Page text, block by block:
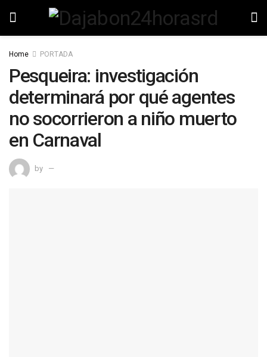
Home PORTADA
Pesqueira: investigación
determinará por qué agentes
no socorrieron a niño muerto
en Carnaval
by